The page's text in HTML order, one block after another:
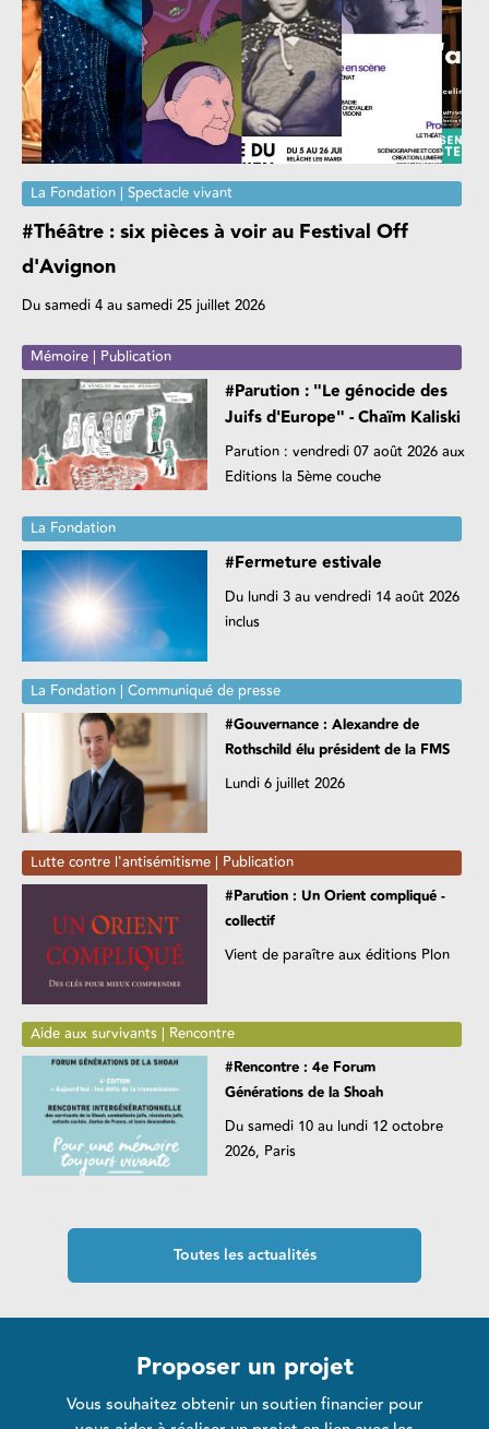
La Fondation | Spectacle vivant
#Théâtre : six pièces à voir au Festival Off
d'Avignon
Du samedi 4 au samedi 25 juillet 2026
Mémoire | Publication
#Parution : "Le génocide des
Juifs d'Europe" - Chaïm Kaliski
Parution : vendredi 07 août 2026 aux
Editions la 5ème couche
La Fondation
#Fermeture estivale
Du lundi 3 au vendredi 14 août 2026
inclus
La Fondation | Communiqué de presse
#Gouvernance : Alexandre de
Rothschild élu président de la FMS
Lundi 6 juillet 2026
Lutte contre l'antisémitisme | Publication
#Parution : Un Orient compliqué -
collectif
Vient de paraître aux éditions Plon
Aide aux survivants | Rencontre
#Rencontre : 4e Forum
Générations de la Shoah
Du samedi 10 au lundi 12 octobre
2026, Paris
Toutes les actualités
Proposer un projet
Vous souhaitez obtenir un soutien financier pour